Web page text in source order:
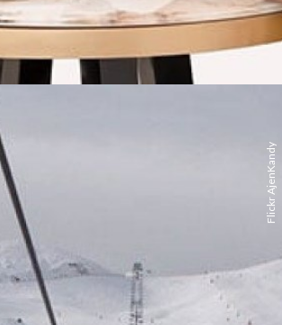
Flickr AjenKandy